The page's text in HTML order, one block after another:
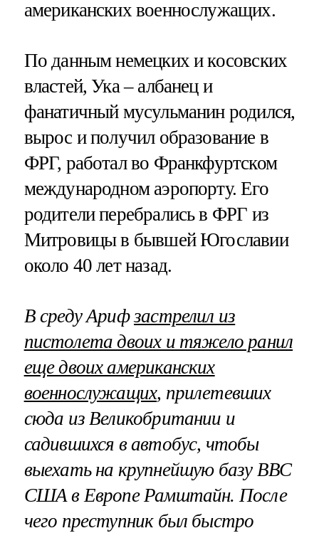
американских военнослужащих.
По данным немецких и косовских
властей, Ука – албанец и
фанатичный мусульманин родился,
вырос и получил образование в
ФРГ, работал во Франкфуртском
международном аэропорту. Его
родители перебрались в ФРГ из
Митровицы в бывшей Югославии
около 40 лет назад.
В среду Арифзастрелил из
пистолета двоих и тяжело ранил
еще двоих американских
военнослужащих, прилетевших
сюда из Великобритании и
садившихся в автобус, чтобы
выехать на крупнейшую базу ВВС
США в Европе Рамштайн. После
чего преступник был быстро